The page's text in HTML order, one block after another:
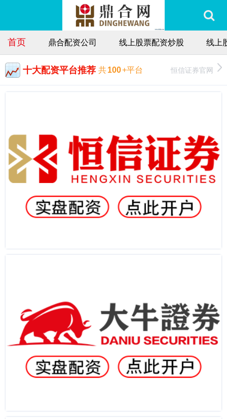
首页 鼎合配资公司 线上股票配资炒股 线上
十大配资平台推荐 共100+平台 恒信证券官网